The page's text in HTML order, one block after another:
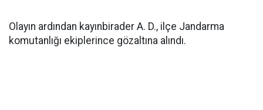
Olayın ardından kayınbirader A. D., ilçe Jandarma
komutanlığı ekiplerince gözaltına alındı.